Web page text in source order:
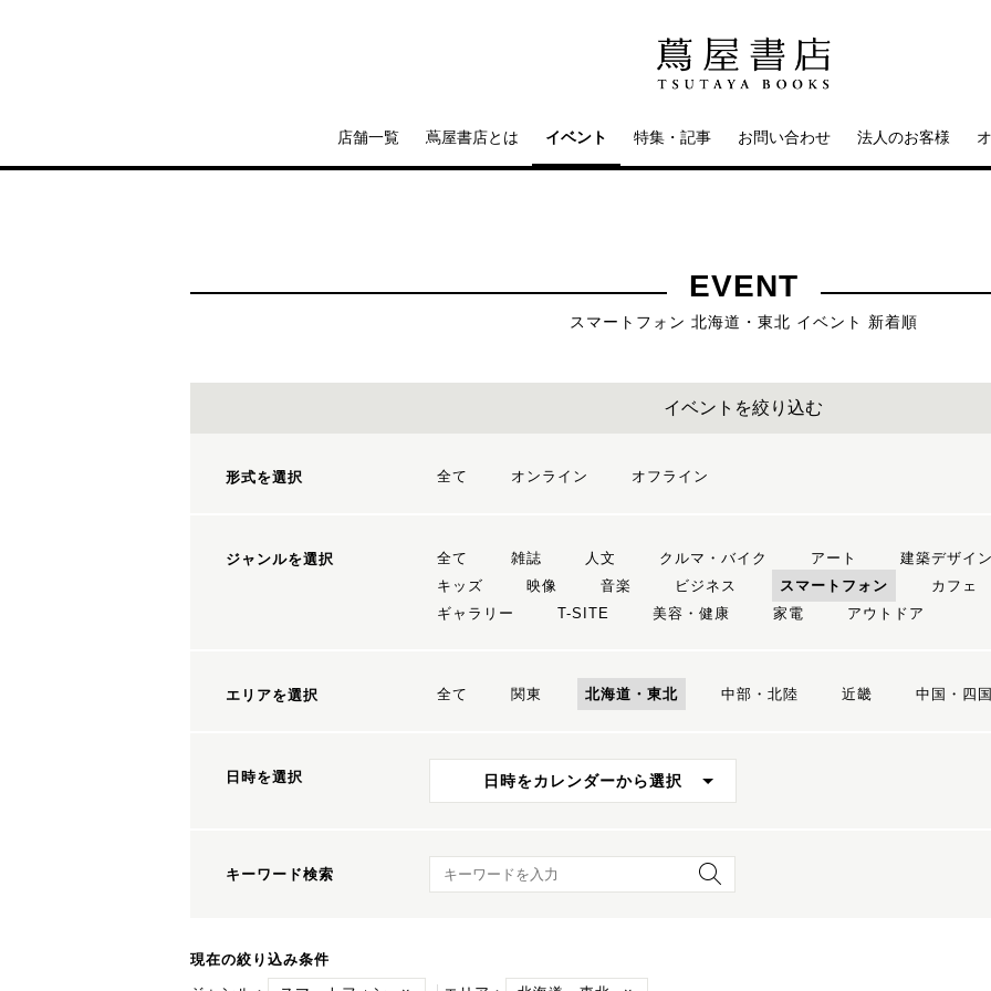
店舗一覧 蔦屋書店とは イベント 特集・記事 お問い合わせ 法人のお客様
EVENT
スマートフォン 北海道・東北 イベント 新着順
イベントを絞り込む
形式を選択 全て オンライン オフライン
ジャンルを選択 全て 雑誌 人文 クルマ・バイク アート 建築デザイン
キッズ
映像 音楽 ビジネス スマートフォン カフェ
ギャラリー
T-SITE 美容・健康 家電 アウトドア
エリアを選択 全て 関東 北海道・東北 中部・北陸 近畿 中国・四国
日時を選択 日時をカレンダーから選択
キーワード検索 キーワード検索
現在の絞り込み条件